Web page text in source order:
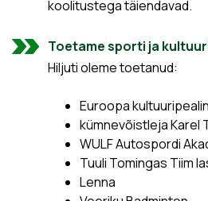
koolitustega täiendavad.
Toetame sporti ja
Hiljuti oleme toetanud:
Euroopa
kümnevõistleja Karel
WULF Autospordi
Tuuli Tomingas Tiim
Lenna